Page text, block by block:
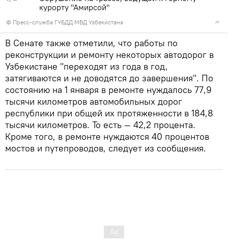
© Пресс-служба ГУБДД МВД Узбекистана
курорту "Амирсой"
В Сенате также отметили, что работы по
реконструкции и ремонту некоторых автодорог в
Узбекистане "переходят из года в год,
затягиваются и не доводятся до завершения". По
состоянию на 1 января в ремонте нуждалось 77,9
тысячи километров автомобильных дорог
республики при общей их протяженности в 184,8
тысячи километров. То есть — 42,2 процента.
Кроме того, в ремонте нуждаются 40 процентов
мостов и путепроводов, следует из сообщения.